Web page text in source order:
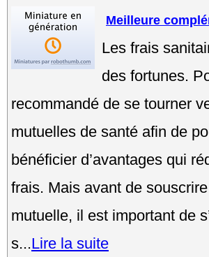
Meilleure
Les frais
des fortunes.
recommandé de se tourner
mutuelles de santé afin de
bénéficier d’avantages qui
frais. Mais avant de
mutuelle, il est important de
s...Lire la suite